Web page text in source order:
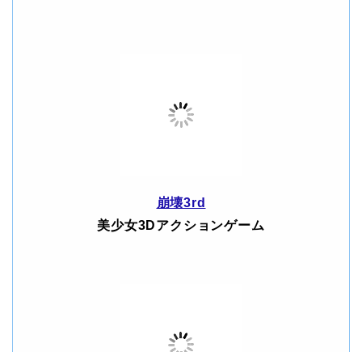
崩壊3rd
美少女3Dアクションゲーム